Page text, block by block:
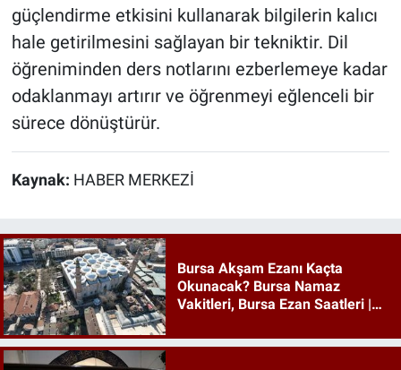
güçlendirme etkisini kullanarak bilgilerin kalıcı
hale getirilmesini sağlayan bir tekniktir. Dil
öğreniminden ders notlarını ezberlemeye kadar
odaklanmayı artırır ve öğrenmeyi eğlenceli bir
sürece dönüştürür.
Kaynak: HABER MERKEZİ
Bursa Akşam Ezanı Kaçta
Okunacak? Bursa Namaz
Vakitleri, Bursa Ezan Saatleri |